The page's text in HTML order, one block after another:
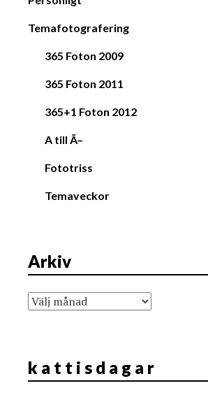
Temafotografering
365 Foton 2009
365 Foton 2011
365+1 Foton 2012
A till Ã–
Fototriss
Temaveckor
Arkiv
Arkiv
k a t t i s d a g a r